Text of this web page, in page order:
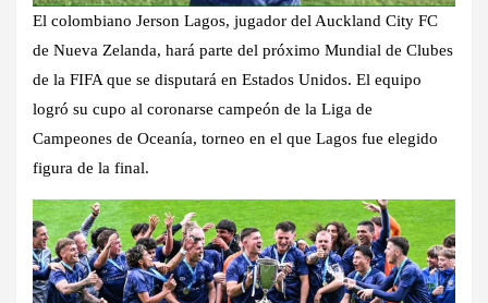
El colombiano Jerson Lagos, jugador del Auckland City FC
de Nueva Zelanda, hará parte del próximo Mundial de Clubes
de la FIFA que se disputará en Estados Unidos. El equipo
logró su cupo al coronarse campeón de la Liga de
Campeones de Oceanía, torneo en el que Lagos fue elegido
figura de la final.